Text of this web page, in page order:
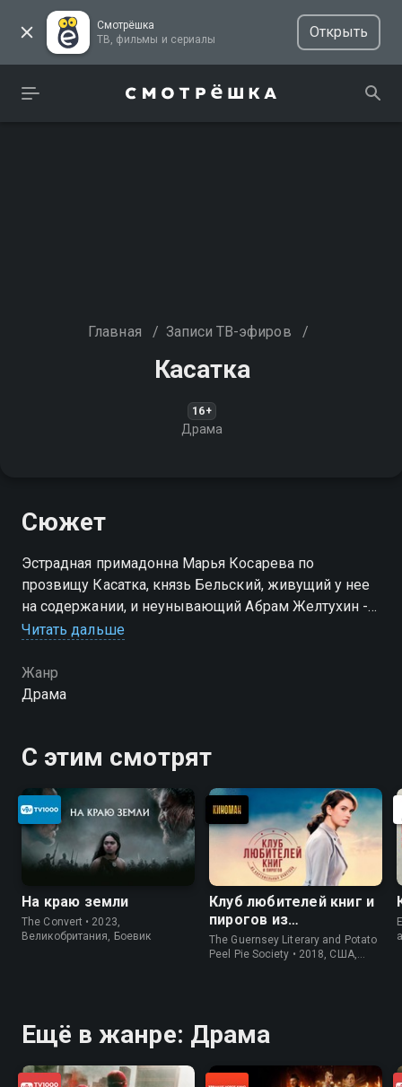
Смотрёшка
ТВ, фильмы и сериалы
Открыть
Главная / Записи ТВ-эфиров /
Касатка
16+
Драма
Сюжет
Эстрадная примадонна Марья Косарева по
прозвищу Касатка, князь Бельский, живущий у нее
на содержании, и неунывающий Абрам Желтухин -
потомок чеховских приживалов едут в деревню на
Читать дальше
Жанр
Драма
С этим смотрят
На краю земли
The Convert • 2023,
Великобритания, Боевик
Клуб любителей книг и
пирогов из
картофельных
очистков
The Guernsey Literary and Potato
Peel Pie Society • 2018, США,
Ещё в жанре: Драма